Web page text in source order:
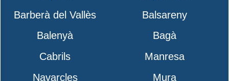
Barberà del Vallès
Balsareny
Balenyà
Bagà
Cabrils
Manresa
Navarcles
Mura